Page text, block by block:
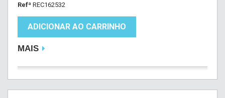
Refª REC162532
ADICIONAR AO CARRINHO
MAIS